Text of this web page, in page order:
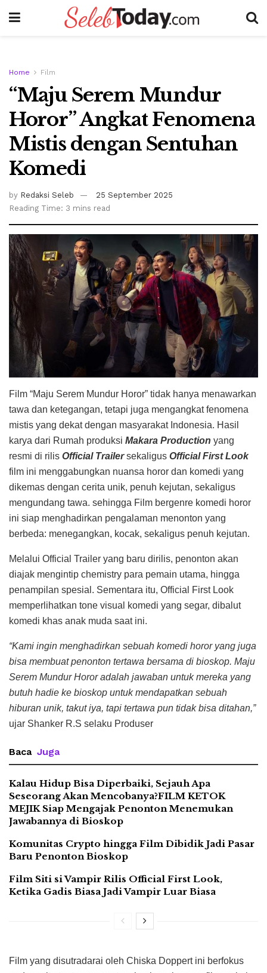
Home Film
“Maju Serem Mundur
Horor” Angkat Fenomena
Mistis dengan Sentuhan
Komedi
by Redaksi Seleb
25 September 2025
Reading Time: 3 mins read
Film “Maju Serem Mundur Horor” tidak hanya menawarkan
tawa dan ketegangan, tetapi juga mengangkat fenomena
mistis yang dekat dengan masyarakat Indonesia. Hasil
karya dari Rumah produksi Makara Production yang
resmi di rilis Official Trailersekaligus Official First Look
film ini menggabungkan nuansa horor dan komedi yang
dikemas dengan cerita unik, penuh kejutan, sekaligus
mengundang tawa. sehingga Film bergenre komedi horor
ini siap menghadirkan pengalaman menonton yang
berbeda: menegangkan, kocak, sekaligus penuh kejutan.
Melalui Official Trailer yang baru dirilis, penonton akan
diajak mengintip chemistry para pemain utama, hingga
penampilan spesial. Sementara itu, Official First Look
memperlihatkan tone visual komedi yang segar, dibalut
komedi khas anak muda saat ini.
“Kami ingin menghadirkan sebuah komedi horor yang juga
bisa membuat penonton tertawa bersama di bioskop. Maju
Serem Mundur Horor adalah jawaban untuk mereka yang
butuh hadie ke bioskop untuk mendapatkan sebuah
hiburan unik, takut iya, tapi tertawa pun tidak bisa ditahan,”
ujar Shanker R.S selaku Produser
Baca Juga
Kalau Hidup Bisa Diperbaiki, Sejauh Apa
Seseorang Akan Mencobanya?FILM KETOK
MEJIK Siap Mengajak Penonton Menemukan
Jawabannya di Bioskop
Komunitas Crypto hingga Film Dibidik Jadi Pasar
Baru Penonton Bioskop
Film Siti si Vampir Rilis Official First Look,
Ketika Gadis Biasa Jadi Vampir Luar Biasa
Film yang disutradarai oleh Chiska Doppert ini berfokus